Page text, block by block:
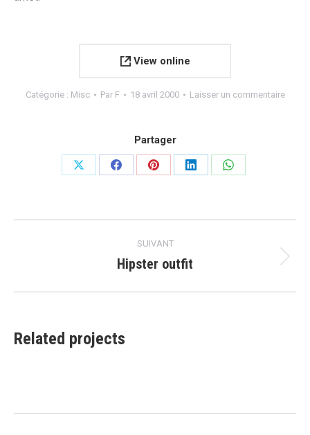
View online
Catégorie : Misc Par F 18 avril 2000 Laisser un commentaire
Partager
PartagerPartagerPartagerPartagerPartager
commentaire
SUIVANT
Projets
Hipster outfit
Related projects